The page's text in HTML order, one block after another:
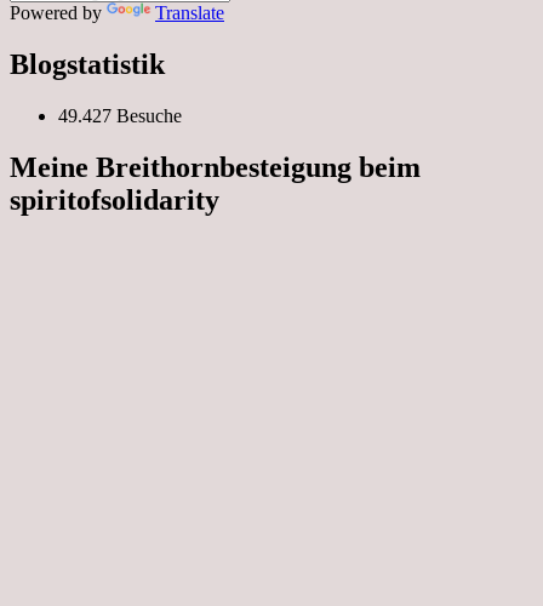
Powered by
Translate
Blogstatistik
49.427 Besuche
Meine Breithornbesteigung beim
spiritofsolidarity